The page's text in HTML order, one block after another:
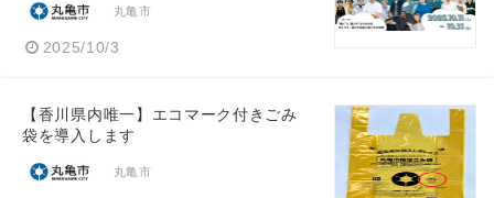
丸亀市
2025/10/3
【香川県内唯一】エコマーク付きごみ
袋を導入します
丸亀市